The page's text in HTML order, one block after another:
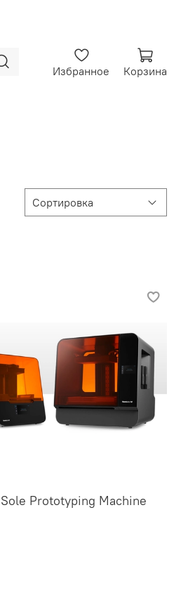
Избранное Корзина
Prototyping Machine